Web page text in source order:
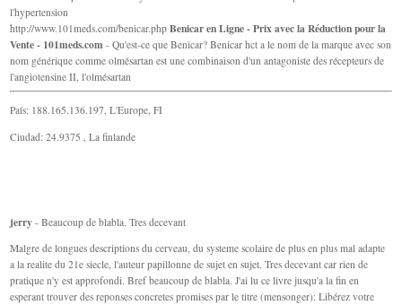
l'hypertension
http://www.101meds.com/benicar.phpBenicar en Ligne - Prix avec la Réduction pour la
Vente - 101meds.com - Qu'est-ce que Benicar? Benicar hct a le nom de la marque avec son
nom générique comme olmésartan est une combinaison d'un antagoniste des récepteurs de
l'angiotensine II, l'olmésartan
País: 188.165.136.197, L'Europe, FI
Ciudad: 24.9375 , La finlande
jerry - Beaucoup de blabla. Tres decevant
Malgre de longues descriptions du cerveau, du systeme scolaire de plus en plus mal adapte
a la realite du 21e siecle, l'auteur papillonne de sujet en sujet. Tres decevant car rien de
pratique n'y est approfondi. Bref beaucoup de blabla. J'ai lu ce livre jusqu'a la fin en
esperant trouver des reponses concretes promises par le titre (mensonger): Libérez votre